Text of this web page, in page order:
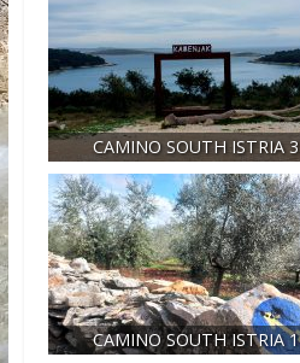
CAMINO SOUTH ISTRIA 3
CAMINO SOUTH ISTRIA 1